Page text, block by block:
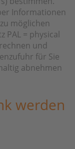
Informationen
möglichen
PAL = physical
und
für Sie
abnehmen
werden